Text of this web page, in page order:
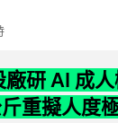
研 AI 成
重擬人度